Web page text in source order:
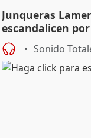
Junqueras
escandalicen
Sonido